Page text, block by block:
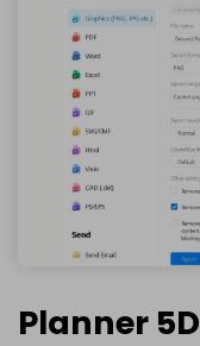
Planner 5D